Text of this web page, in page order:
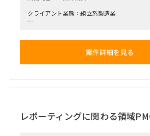
クライアント業態：組立系製造業
案件詳細を見る
レポーティングに関わる領域